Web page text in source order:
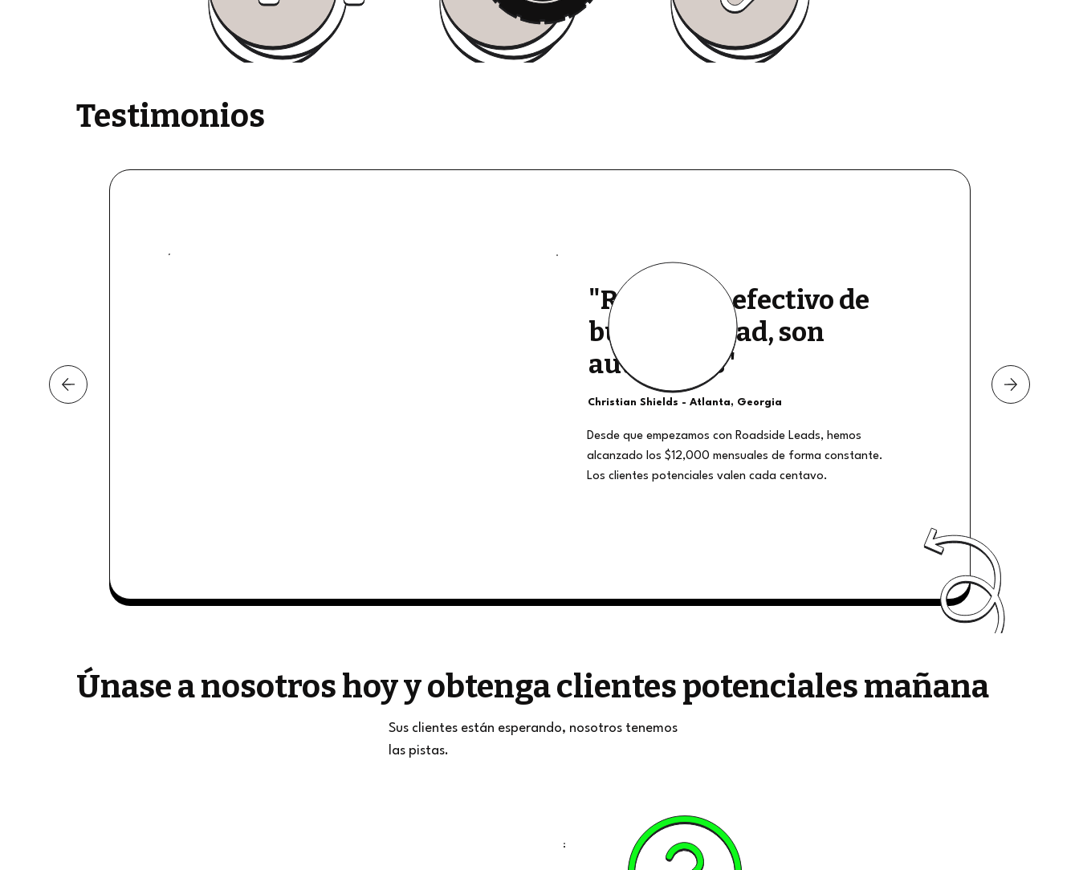
Testimonios
"Retiros de efectivo de
buena calidad, son
auténticos"
Christian Shields - Atlanta, Georgia
Desde que empezamos con Roadside Leads, hemos
alcanzado los $12,000 mensuales de forma constante.
Los clientes potenciales valen cada centavo.
Únase a nosotros hoy y obtenga clientes potenciales mañana
Sus clientes están esperando, nosotros tenemos
las pistas.